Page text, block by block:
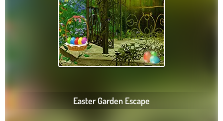
Easter Garden Escape